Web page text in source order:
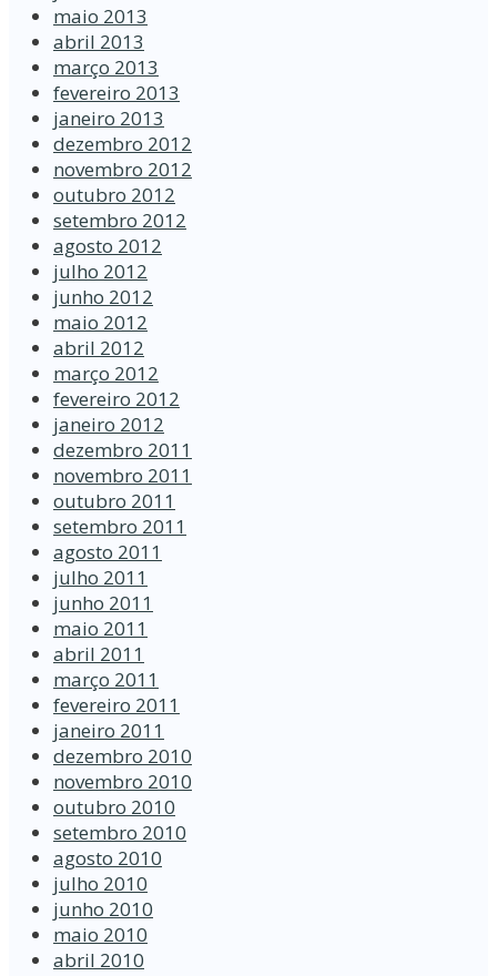
maio 2013
abril 2013
março 2013
fevereiro 2013
janeiro 2013
dezembro 2012
novembro 2012
outubro 2012
setembro 2012
agosto 2012
julho 2012
junho 2012
maio 2012
abril 2012
março 2012
fevereiro 2012
janeiro 2012
dezembro 2011
novembro 2011
outubro 2011
setembro 2011
agosto 2011
julho 2011
junho 2011
maio 2011
abril 2011
março 2011
fevereiro 2011
janeiro 2011
dezembro 2010
novembro 2010
outubro 2010
setembro 2010
agosto 2010
julho 2010
junho 2010
maio 2010
abril 2010